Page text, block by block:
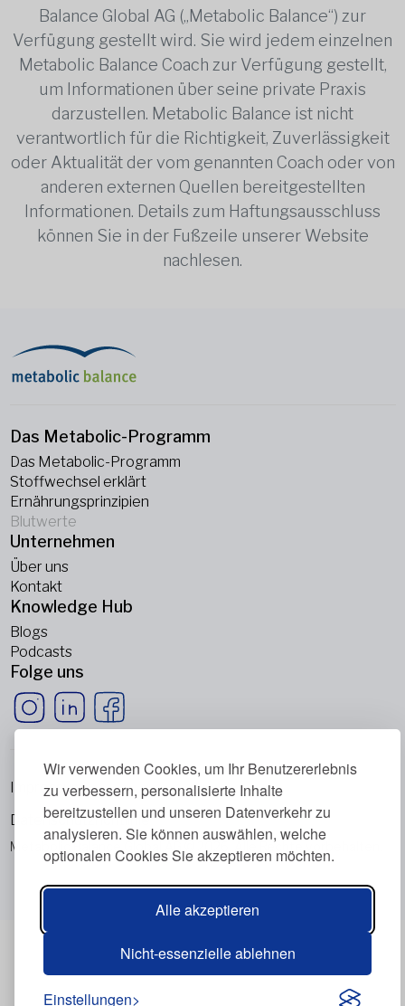
Wir verwenden Cookies, um Ihr Benutzererlebnis
zu verbessern, personalisierte Inhalte
bereitzustellen und unseren Datenverkehr zu
analysieren. Sie können auswählen, welche
optionalen Cookies Sie akzeptieren möchten.
Alle akzeptieren
Nicht-essenzielle ablehnen
Einstellungen
Balance Global AG („Metabolic Balance“) zur
Verfügung gestellt wird. Sie wird jedem einzelnen
Metabolic Balance Coach zur Verfügung gestellt,
um Informationen über seine private Praxis
darzustellen. Metabolic Balance ist nicht
verantwortlich für die Richtigkeit, Zuverlässigkeit
oder Aktualität der vom genannten Coach oder von
anderen externen Quellen bereitgestellten
Informationen. Details zum Haftungsausschluss
können Sie in der Fußzeile unserer Website
nachlesen.
Das Metabolic-Programm
Das Metabolic-Programm
Stoffwechsel erklärt
Ernährungsprinzipien
Blutwerte
Unternehmen
Über uns
Kontakt
Knowledge Hub
Blogs
Podcasts
Folge uns
Metabolic Balance Global AG © 2026. Alle Rechte vorbehalten.
Impressum
Datenschutzrichtlinie